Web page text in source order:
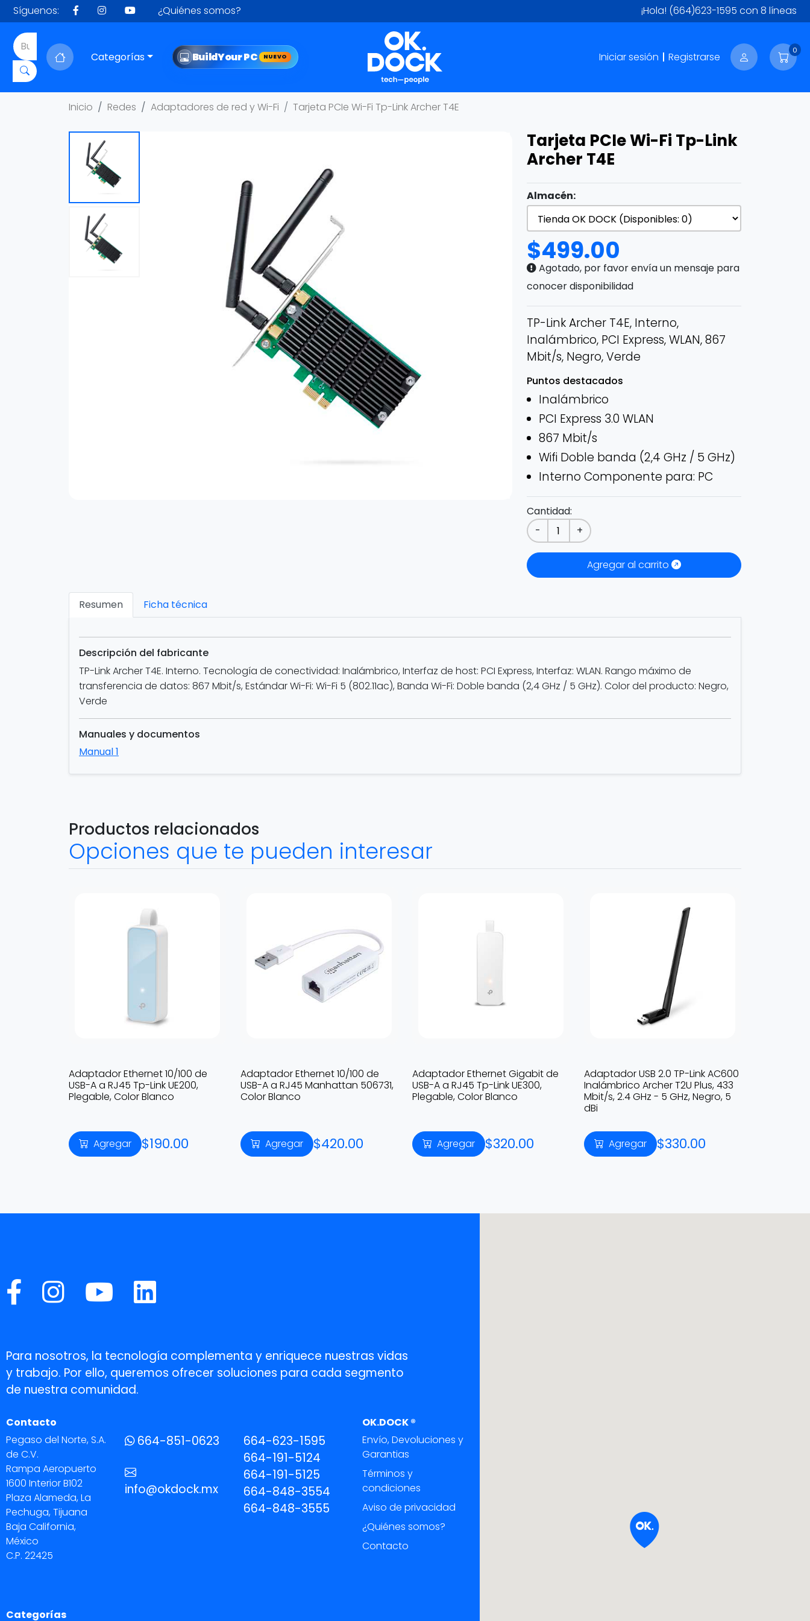
Síguenos: ¿Quiénes somos? ¡Hola! (664)623-1595 con 8 líneas
Categorías BuildYour PC NUEVO Iniciar sesión Registrarse
0
Inicio Redes Adaptadores de red y Wi-Fi Tarjeta PCIe Wi-Fi Tp-Link Archer T4E
Tarjeta PCIe Wi-Fi Tp-Link
Archer T4E
Almacén:
$499.00
Agotado, por favor envía un mensaje para
conocer disponibilidad
TP-Link Archer T4E, Interno,
Inalámbrico, PCI Express, WLAN, 867
Mbit/s, Negro, Verde
Puntos destacados
Inalámbrico
PCI Express 3.0 WLAN
867 Mbit/s
Wifi Doble banda (2,4 GHz / 5 GHz)
Interno Componente para: PC
Cantidad:
-
+
Agregar al carrito
Resumen Ficha técnica
Descripción del fabricante
TP-Link Archer T4E. Interno. Tecnología de conectividad: Inalámbrico, Interfaz de host: PCI Express, Interfaz: WLAN. Rango máximo de
transferencia de datos: 867 Mbit/s, Estándar Wi-Fi: Wi-Fi 5 (802.11ac), Banda Wi-Fi: Doble banda (2,4 GHz / 5 GHz). Color del producto: Negro,
Verde
Manuales y documentos
Manual 1
Productos relacionados
Opciones que te pueden interesar
Adaptador Ethernet 10/100 de
USB-A a RJ45 Tp-Link UE200,
Plegable, Color Blanco
Agregar $190.00
Adaptador Ethernet 10/100 de
USB-A a RJ45 Manhattan 506731,
Color Blanco
Agregar $420.00
Adaptador Ethernet Gigabit de
USB-A a RJ45 Tp-Link UE300,
Plegable, Color Blanco
Agregar $320.00
Adaptador USB 2.0 TP-Link AC600
Inalámbrico Archer T2U Plus, 433
Mbit/s, 2.4 GHz - 5 GHz, Negro, 5
dBi
Agregar $330.00
Para nosotros, la tecnología complementa y enriquece nuestras vidas
y trabajo. Por ello, queremos ofrecer soluciones para cada segmento
de nuestra comunidad.
Contacto
Pegaso del Norte, S.A.
de C.V.
Rampa Aeropuerto
1600 Interior B102
Plaza Alameda, La
Pechuga, Tijuana
Baja California,
México
C.P. 22425
664-851-0623
info@okdock.mx
664-623-1595
664-191-5124
664-191-5125
664-848-3554
664-848-3555
OK.DOCK ®
Envío, Devoluciones y
Garantias
Términos y
condiciones
Aviso de privacidad
¿Quiénes somos?
Contacto
Categorías